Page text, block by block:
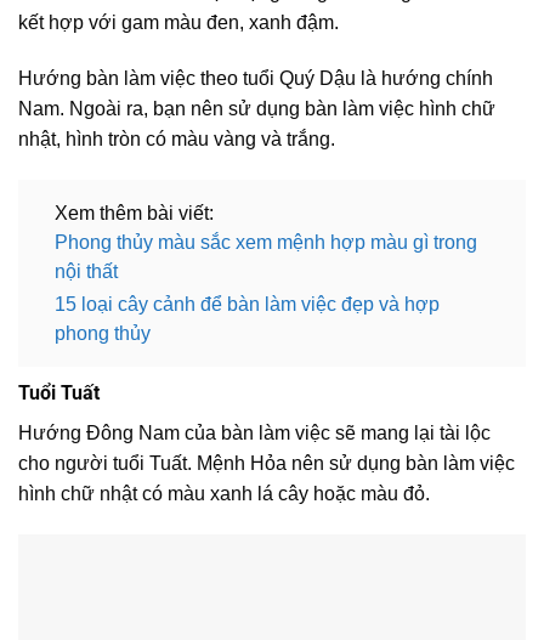
kết hợp với gam màu đen, xanh đậm.
Hướng bàn làm việc theo tuổi Quý Dậu là hướng chính
Nam. Ngoài ra, bạn nên sử dụng bàn làm việc hình chữ
nhật, hình tròn có màu vàng và trắng.
Xem thêm bài viết:
Phong thủy màu sắc xem mệnh hợp màu gì trong
nội thất
15 loại cây cảnh để bàn làm việc đẹp và hợp
phong thủy
Tuổi Tuất
Hướng Đông Nam của bàn làm việc sẽ mang lại tài lộc
cho người tuổi Tuất. Mệnh Hỏa nên sử dụng bàn làm việc
hình chữ nhật có màu xanh lá cây hoặc màu đỏ.